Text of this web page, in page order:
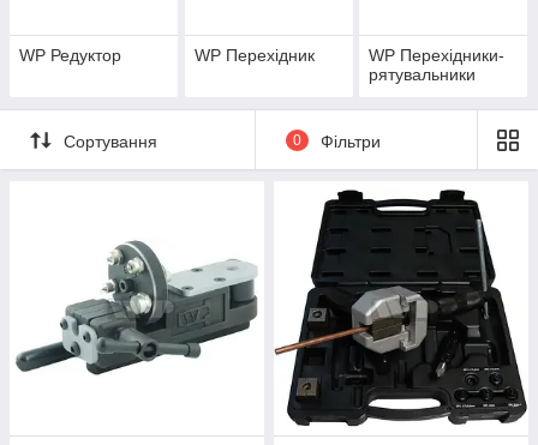
Основні причини виходу з ладу гальмівних трубок:
Наша продукція допоможе відновити справність, керованість
допоможуть підібрати ідеальний варіант для вашої моделі
Autofirst.com.ua – ваш надійний партнер у забезпеченні
безпеки авто!
WP Редуктор WP Перехідник
WP Перехідники-
рятувальники
Сортування 0 Фільтри